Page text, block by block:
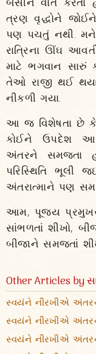
ત્રણ વૃદ્ધોને
પણ પચતું નથી.
રાત્રિના ઊંઘ
માટે ભગવાન સારું
તેઓ રાજી થઈ
નીકળી ગયા.
આ જ વિશેષતા છે કે
કોઈને ઉપદેશ
અંતરને સમજતા
પરિસ્થિતિ ભૂલી
અંતરાત્માને પણ
આમ, પૂજ્ય
સાંભળતાં શીખો,
બીજાને સમજતાં
Other Articles by
સ્વયંને નીરખીએ
સ્વયંને નીરખીએ
સ્વયંને નીરખીએ